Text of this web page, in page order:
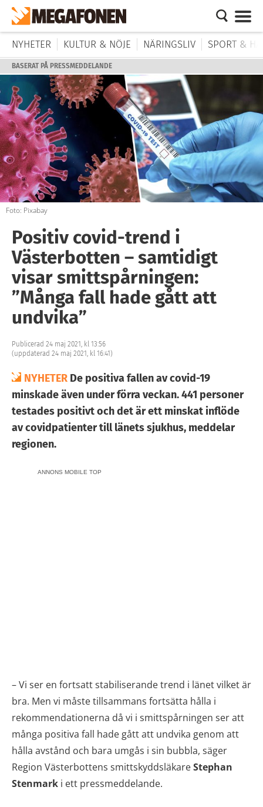
NYHETER KULTUR & NÖJE NÄRINGSLIV SPORT &
BASERAT PÅ PRESSMEDDELANDE
Foto: Pixabay
Positiv covid-trend i
Västerbotten – samtidigt
visar smittspårningen:
”Många fall hade gått att
undvika”
Publicerad 24 maj 2021, kl 13:56
(uppdaterad 24 maj 2021, kl 16:41)
NYHETER De positiva fallen av covid-19
minskade även under förra veckan. 441 personer
testades positivt och det är ett minskat inflöde
av covidpatienter till länets sjukhus, meddelar
regionen.
ANNONS MOBILE TOP
– Vi ser en fortsatt stabiliserande trend i länet vilket är
bra. Men vi måste tillsammans fortsätta hålla i
rekommendationerna då vi i smittspårningen ser att
många positiva fall hade gått att undvika genom att
hålla avstånd och bara umgås i sin bubbla, säger
Region Västerbottens smittskyddsläkareStephan
Stenmark i ett pressmeddelande.